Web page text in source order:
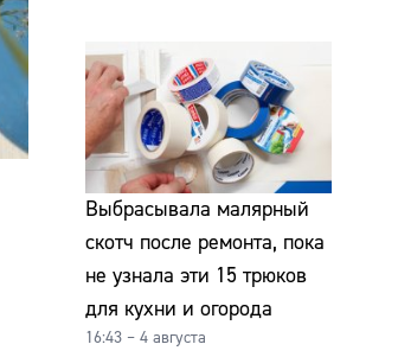
Выбрасывала малярный
скотч после ремонта, пока
не узнала эти 15 трюков
для кухни и огорода
16:43 – 4 августа